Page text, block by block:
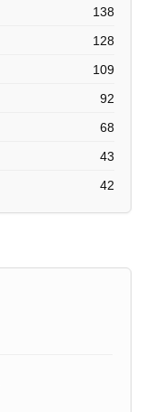
138
128
109
92
68
43
42